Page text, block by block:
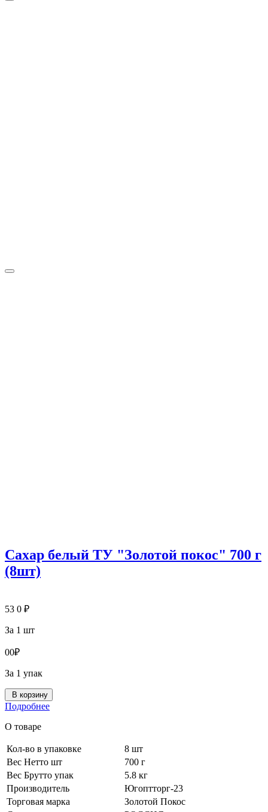
Сахар белый ТУ "Золотой покос" 700 г
(8шт)
53 0 ₽
За 1 шт
00₽
За 1 упак
В корзину
Подробнее
О товаре
Кол-во в упаковке
8 шт
Вес Нетто шт
700 г
Вес Брутто упак
5.8 кг
Производитель
Югоптторг-23
Торговая марка
Золотой Покос